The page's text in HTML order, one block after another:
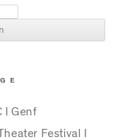
I Genf
Festival I